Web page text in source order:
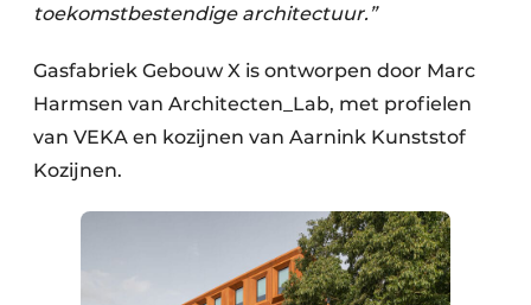
toekomstbestendige architectuur.”
Gasfabriek Gebouw X is ontworpen door Marc
Harmsen van Architecten_Lab, met profielen
van VEKA en kozijnen van Aarnink Kunststof
Kozijnen.